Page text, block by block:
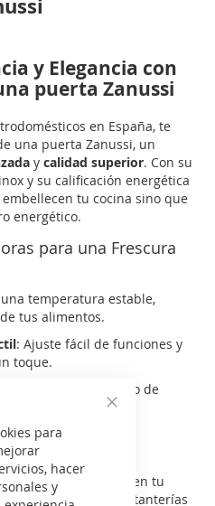
para
hacer
y
y Elegancia con
puerta Zanussi
en España, te
una puerta Zanussi, un
y calidad superior. Con su
y su calificación energética
tu cocina sino que
energético.
para una Frescura
temperatura estable,
tus alimentos.
: Ajuste fácil de funciones y
toque.
perfecta y ahorro de
Optimizadas
pensando en tu
comoMaxiBox
y estanterías